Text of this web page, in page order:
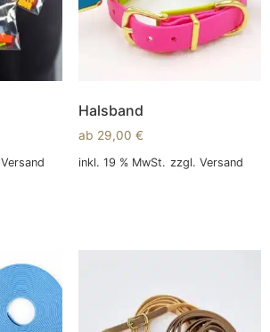
Versand
Halsband
ab 29,00 €
inkl. 19 % MwSt. zzgl. Versand